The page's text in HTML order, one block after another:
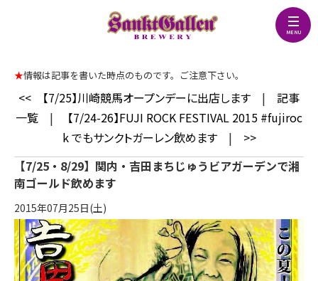
★情報は記事を書いた時点のものです。ご注意下さい。
<< 【7/25】川崎競馬オープンデーに出店します | 記事
一覧 |
【7/24-26】FUJI ROCK FESTIVAL 2015 #fujiroc
k でもサンクトガーレン飲めます| >>
【7/25・8/29】関内・吉田まちじゅうビアガーデンで湘
南ゴールド飲めます
2015年07月25日(土)